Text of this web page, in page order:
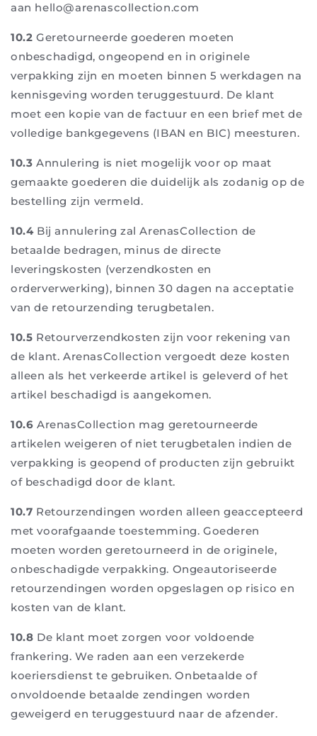
aan hello@arenascollection.com
10.2 Geretourneerde goederen moeten
onbeschadigd, ongeopend en in originele
verpakking zijn en moeten binnen 5 werkdagen na
kennisgeving worden teruggestuurd. De klant
moet een kopie van de factuur en een brief met de
volledige bankgegevens (IBAN en BIC) meesturen.
10.3 Annulering is niet mogelijk voor op maat
gemaakte goederen die duidelijk als zodanig op de
bestelling zijn vermeld.
10.4Bij annulering zal ArenasCollection de
betaalde bedragen, minus de directe
leveringskosten (verzendkosten en
orderverwerking), binnen 30 dagen na acceptatie
van de retourzending terugbetalen.
10.5 Retourverzendkosten zijn voor rekening van
de klant. ArenasCollection vergoedt deze kosten
alleen als het verkeerde artikel is geleverd of het
artikel beschadigd is aangekomen.
10.6 ArenasCollection mag geretourneerde
artikelen weigeren of niet terugbetalen indien de
verpakking is geopend of producten zijn gebruikt
of beschadigd door de klant.
10.7 Retourzendingen worden alleen geaccepteerd
met voorafgaande toestemming. Goederen
moeten worden geretourneerd in de originele,
onbeschadigde verpakking. Ongeautoriseerde
retourzendingen worden opgeslagen op risico en
kosten van de klant.
10.8 De klant moet zorgen voor voldoende
frankering. We raden aan een verzekerde
koeriersdienst te gebruiken. Onbetaalde of
onvoldoende betaalde zendingen worden
geweigerd en teruggestuurd naar de afzender.